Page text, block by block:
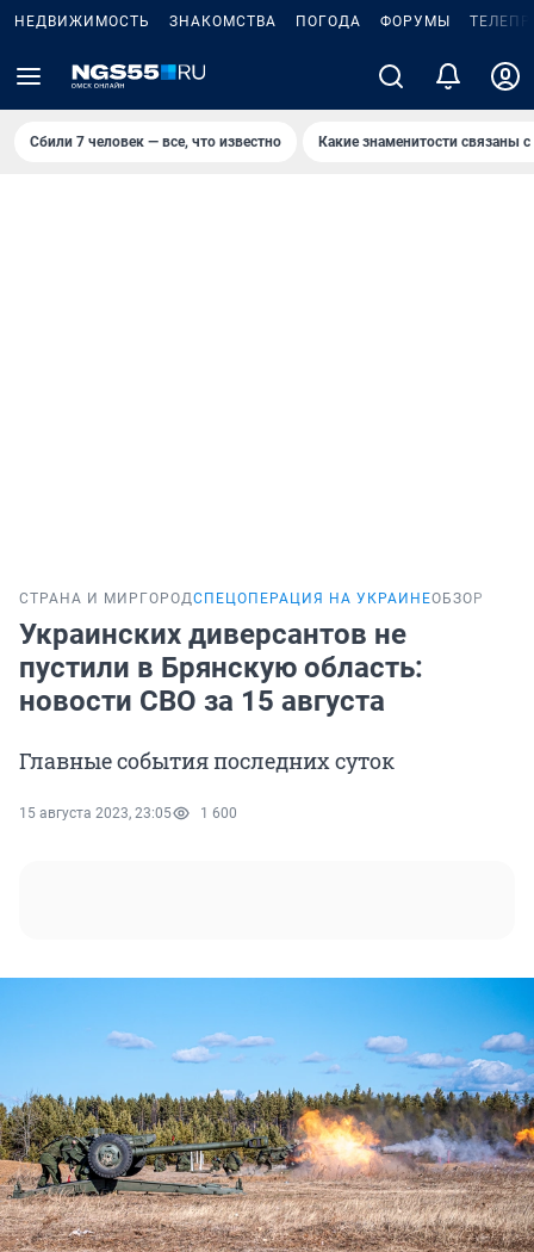
НЕДВИЖИМОСТЬ ЗНАКОМСТВА ПОГОДА ФОРУМЫ
Сбили 7 человек — все, что известно Какие знаменитости связаны
СТРАНА И МИР ГОРОДСПЕЦОПЕРАЦИЯ НА УКРАИНЕОБЗОР
Украинских диверсантов не
пустили в Брянскую область:
новости СВО за 15 августа
Главные события последних суток
15 августа 2023, 23:05 1 600